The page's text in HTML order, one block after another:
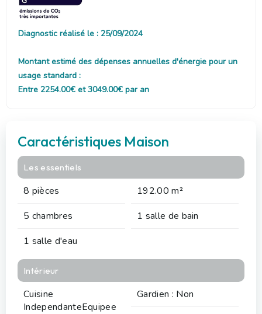
Diagnostic réalisé le : 25/09/2024
Montant estimé des dépenses annuelles d'énergie pour un
usage standard :
Entre 2254.00€ et 3049.00€ par an
Caractéristiques Maison
Les essentiels
8 pièces
192.00 m²
5 chambres
1 salle de bain
1 salle d'eau
Intérieur
Cuisine
IndependanteEquipee
Gardien : Non